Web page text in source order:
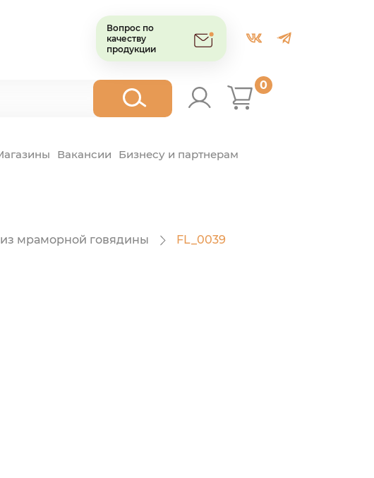
Вопрос по
качеству
продукции
0
Вакансии Бизнесу и партнерам
мраморной говядины FL_0039